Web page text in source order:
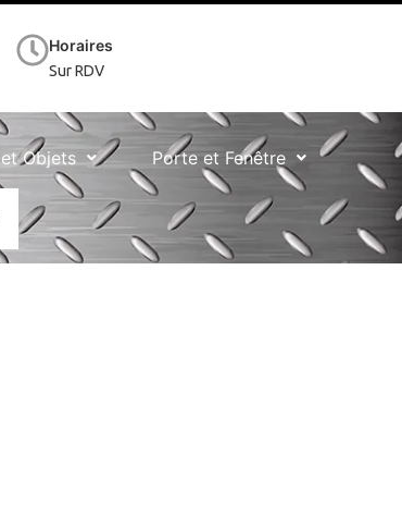
Horaires
Sur RDV
Objets Porte et Fenêtre